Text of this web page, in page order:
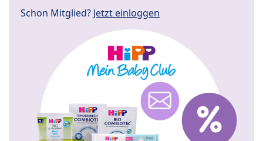
Schon Mitglied? Jetzt einloggen